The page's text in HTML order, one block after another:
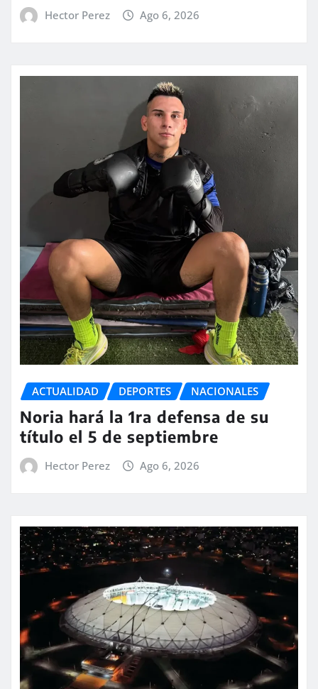
Hector Perez Ago 6, 2026
ACTUALIDAD DEPORTES NACIONALES
Noria hará la 1ra defensa de su
título el 5 de septiembre
Hector Perez Ago 6, 2026